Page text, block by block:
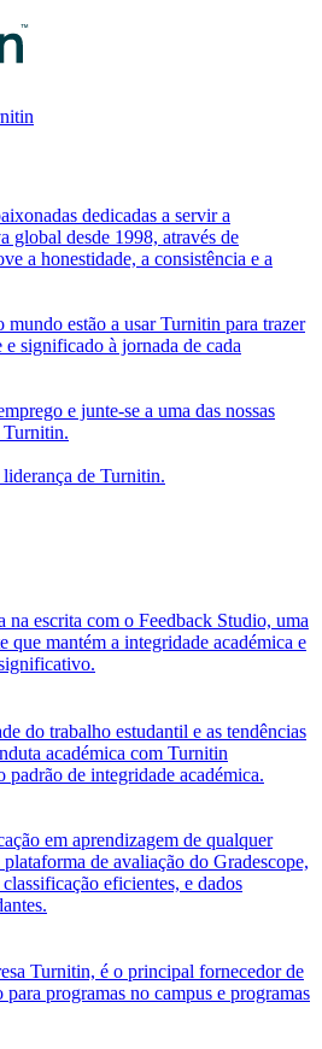
dedicadas a servir a
global desde 1998, através de
a honestidade, a consistência e a
mundo estão a usar Turnitin para trazer
significado à jornada de cada
e junte-se a uma das nossas
Turnitin.
de Turnitin.
na escrita com o Feedback Studio, uma
que mantém a integridade académica e
do trabalho estudantil e as tendências
académica com Turnitin
de integridade académica.
em aprendizagem de qualquer
de avaliação do Gradescope,
eficientes, e dados
Turnitin, é o principal fornecedor de
programas no campus e programas